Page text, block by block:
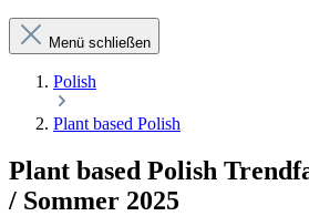
Menü schließen
Polish
Plant based Polish
Plant based Polish
/ Sommer 2025